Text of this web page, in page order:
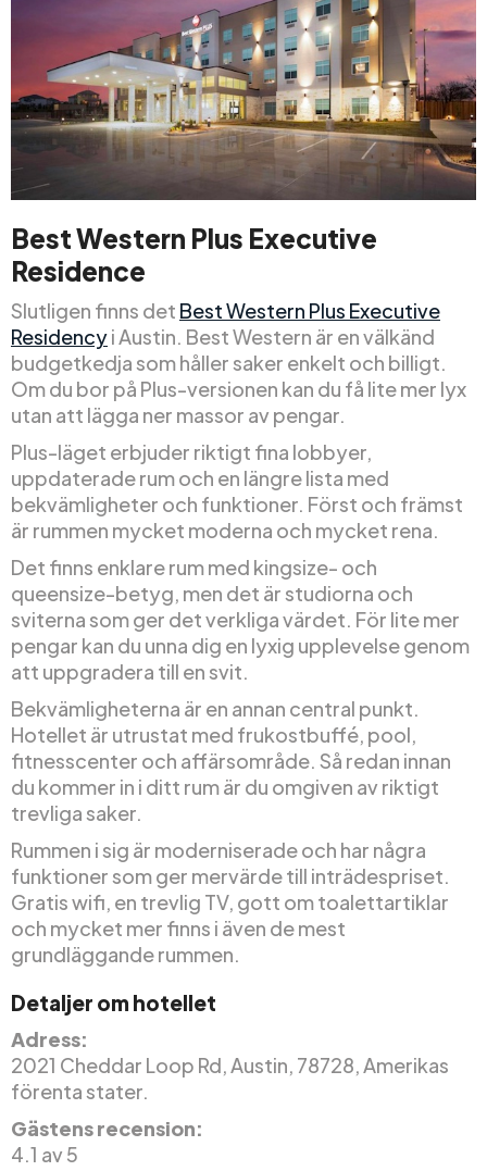
Best Western Plus Executive
Residence
Slutligen finns det Best Western Plus Executive
Residencyi Austin. Best Western är en välkänd
budgetkedja som håller saker enkelt och billigt.
Om du bor på Plus-versionen kan du få lite mer lyx
utan att lägga ner massor av pengar.
Plus-läget erbjuder riktigt fina lobbyer,
uppdaterade rum och en längre lista med
bekvämligheter och funktioner. Först och främst
är rummen mycket moderna och mycket rena.
Det finns enklare rum med kingsize- och
queensize-betyg, men det är studiorna och
sviterna som ger det verkliga värdet. För lite mer
pengar kan du unna dig en lyxig upplevelse genom
att uppgradera till en svit.
Bekvämligheterna är en annan central punkt.
Hotellet är utrustat med frukostbuffé, pool,
fitnesscenter och affärsområde. Så redan innan
du kommer in i ditt rum är du omgiven av riktigt
trevliga saker.
Rummen i sig är moderniserade och har några
funktioner som ger mervärde till inträdespriset.
Gratis wifi, en trevlig TV, gott om toalettartiklar
och mycket mer finns i även de mest
grundläggande rummen.
Detaljer om hotellet
Adress:
2021 Cheddar Loop Rd, Austin, 78728, Amerikas
förenta stater.
Gästens recension:
4.1 av 5